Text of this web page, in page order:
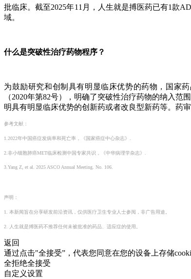
批临床。截至2025年11月，人生就是搏医药已有1款
域。
什么是突破性治疗药物程序？
为鼓励研究和创制具有明显临床优势的药物，国家
（2020年第82号），明确了突破性治疗药物的纳入
明具有明显临床优势的创新药或者改良型新药等。药
参考文献：
1.2022年中国癌症发病率和死亡率，《国家癌症中心杂志》.
2.非小细胞肺癌MET临床检测中国专家共识，《中华病理学杂志》.
3.Yang Z, et al. 2025 ASCO Annual Meeting. No. 106.
声明：
1. 本新闻旨在分享研发前沿资讯，仅供医疗卫生专业人士参阅，非广告用途。
2. 人生就是搏医药不推荐任何未被批准的药品、适应症的使用。
返回
通过点击"全接受”，代表您同意在您的设备上存储
全拒绝全接受
自定义设置